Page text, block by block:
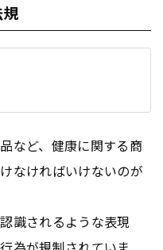
など、健康に関する商
なければいけないのが
識されるような表現